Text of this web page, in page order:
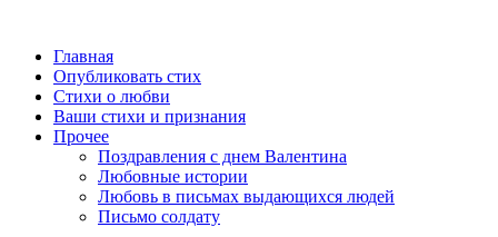
Главная
Опубликовать стих
Стихи о любви
Ваши стихи и признания
Прочее
Поздравления с днем Валентина
Любовные истории
Любовь в письмах выдающихся людей
Письмо солдату